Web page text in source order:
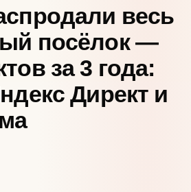
весь
посёлок —
за 3 года:
Директ и